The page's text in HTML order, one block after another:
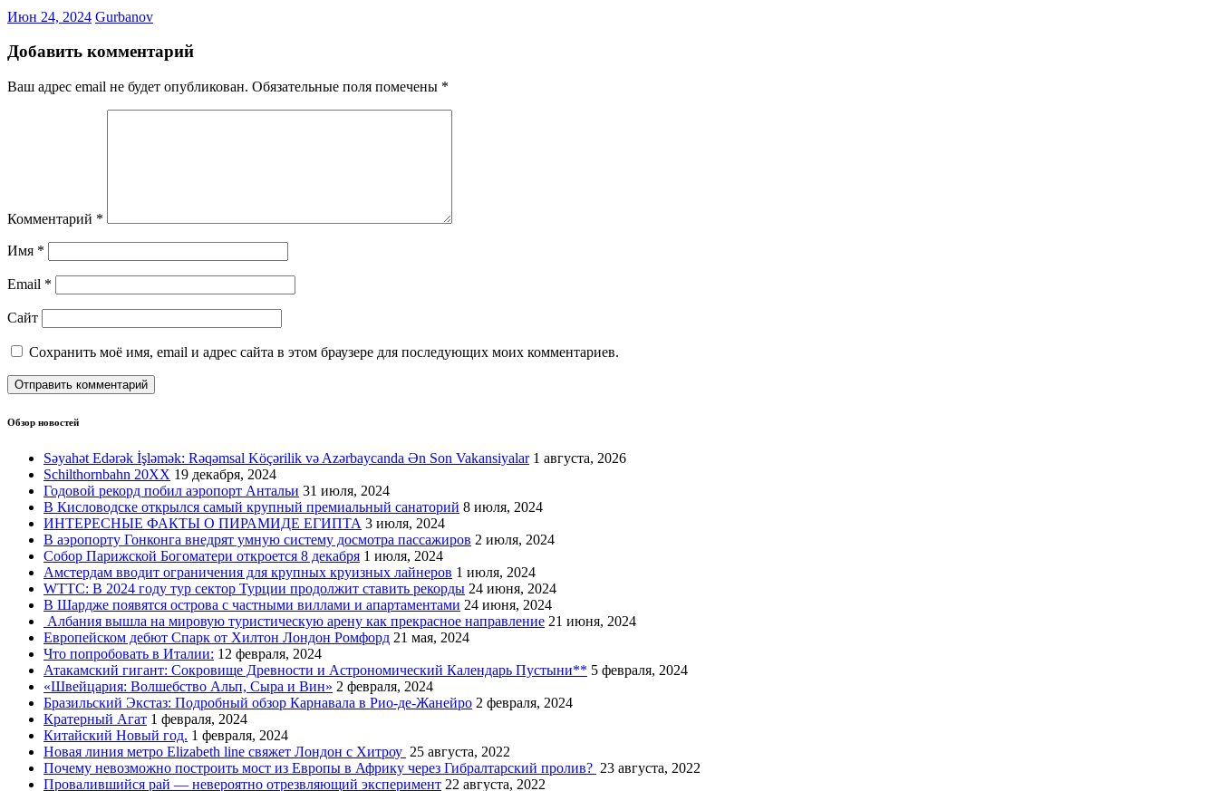
Июн 24, 2024 Gurbanov
Добавить комментарий
Ваш адрес email не будет опубликован. Обязательные поля помечены *
Комментарий *
Имя *
Email *
Сайт
Сохранить моё имя, email и адрес сайта в этом браузере для последующих моих комментариев.
Обзор новостей
Səyahət Edərək İşləmək: Rəqəmsal Köçərilik və Azərbaycanda Ən Son Vakansiyalar 1 августа, 2026
Schilthornbahn 20XX 19 декабря, 2024
Годовой рекорд побил аэропорт Антальи 31 июля, 2024
В Кисловодске открылся самый крупный премиальный санаторий 8 июля, 2024
ИНТЕРЕСНЫЕ ФАКТЫ О ПИРАМИДЕ ЕГИПТА 3 июля, 2024
В аэропорту Гонконга внедрят умную систему досмотра пассажиров 2 июля, 2024
Собор Парижской Богоматери откроется 8 декабря 1 июля, 2024
Амстердам вводит ограничения для крупных круизных лайнеров 1 июля, 2024
WTTC: В 2024 году тур сектор Турции продолжит ставить рекорды 24 июня, 2024
В Шардже появятся острова с частными виллами и апартаментами 24 июня, 2024
Албания вышла на мировую туристическую арену как прекрасное направление 21 июня, 2024
Европейском дебют Спарк от Хилтон Лондон Ромфорд 21 мая, 2024
Что попробовать в Италии: 12 февраля, 2024
Атакамский гигант: Сокровище Древности и Астрономический Календарь Пустыни** 5 февраля, 2024
«Швейцария: Волшебство Альп, Сыра и Вин» 2 февраля, 2024
Бразильский Экстаз: Подробный обзор Карнавала в Рио-де-Жанейро 2 февраля, 2024
Кратерный Агат 1 февраля, 2024
Китайский Новый год. 1 февраля, 2024
Новая линия метро Elizabeth line свяжет Лондон с Хитроу 25 августа, 2022
Почему невозможно построить мост из Европы в Африку через Гибралтарский пролив? 23 августа, 2022
Провалившийся рай — невероятно отрезвляющий эксперимент 22 августа, 2022